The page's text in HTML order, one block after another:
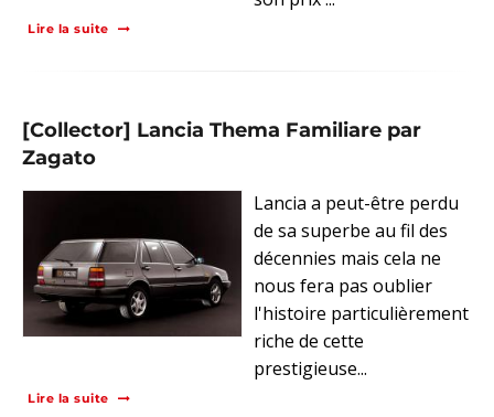
Lire la suite
[Collector] Lancia Thema Familiare par
Zagato
Lancia a peut-être perdu
de sa superbe au fil des
décennies mais cela ne
nous fera pas oublier
l'histoire particulièrement
riche de cette
prestigieuse...
Lire la suite